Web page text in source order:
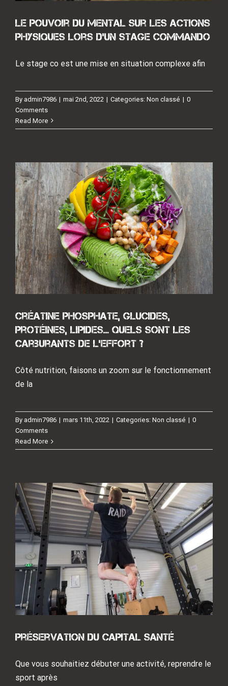
Le pouvoir du mental sur les actions
physiques lors d’un stage Commando
Le stage co est une mise en situation complexe afin
By admin7986 | mai 2nd, 2022 | Categories: Non classé | 0
Comments
Read More
protéines, lipides… quels sont les
Créatine Phosphate, glucides,
protéines, lipides… quels sont les
carburants de l’effort ?
Côté nutrition, faisons un zoom sur le fonctionnement
de la
By admin7986 | mars 11th, 2022 | Categories: Non classé | 0
Comments
Read More
Préservation du capital santé
Préservation du capital santé
Que vous souhaitiez débuter une activité, reprendre le
sport après
Comment bien s’alimenter durant
Non classé